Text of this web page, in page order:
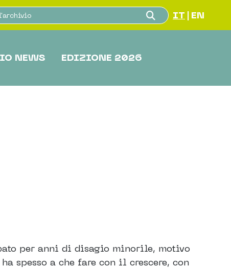
IT EN
NEWS EDIZIONE 2026
per anni di disagio minorile, motivo
spesso a che fare con il crescere, con